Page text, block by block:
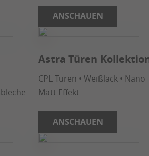
ANSCHAUEN
Astra Türen
CPL Türen • Weißlack • Nano
Matt Effekt
ANSCHAUEN